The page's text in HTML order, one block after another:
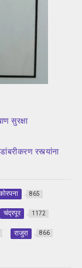
सुरक्षा
रस्त्यांना
865
चंद्रपूर 1172
राजुरा 866